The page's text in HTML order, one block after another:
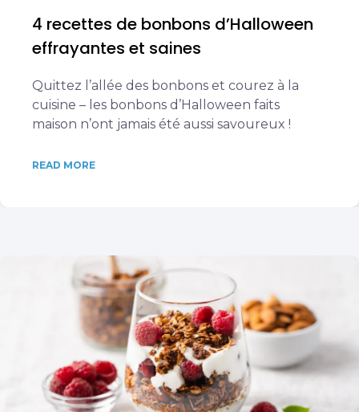
4 recettes de bonbons d’Halloween
effrayantes et saines
Quittez l’allée des bonbons et courez à la
cuisine – les bonbons d’Halloween faits
maison n’ont jamais été aussi savoureux !
READ MORE